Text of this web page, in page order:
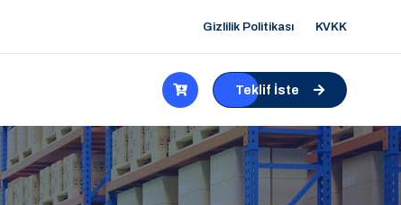
Gizlilik Politikası KVKK
Teklif İste